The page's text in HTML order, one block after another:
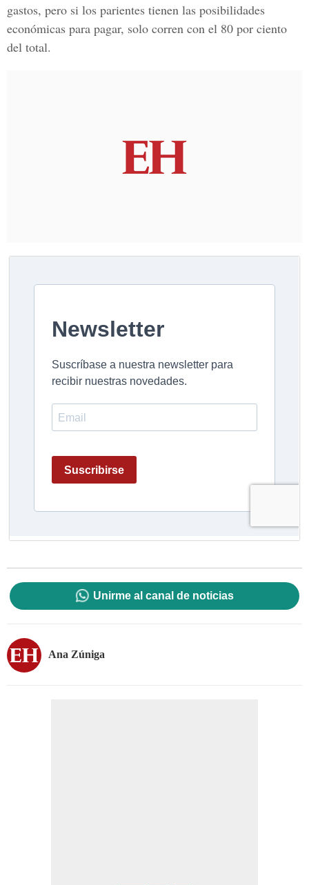
gastos, pero si los parientes tienen las posibilidades
económicas para pagar, solo corren con el 80 por ciento
del total.
Unirme al canal de noticias
Ana Zúniga